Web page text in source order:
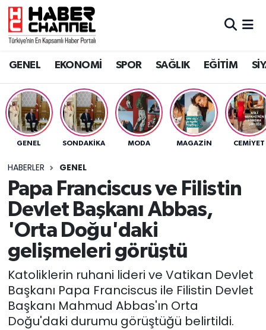
GENEL EKONOMİ SPOR SAĞLIK EĞİTİM
GENEL SONDAKIKA MODA MAGAZİN CEMİYET
HABERLER GENEL
Papa Franciscus ve Filistin
Devlet Başkanı Abbas,
'Orta Doğu'daki
gelişmeleri görüştü
Katoliklerin ruhani lideri ve Vatikan Devlet
Başkanı Papa Franciscus ile Filistin Devlet
Başkanı Mahmud Abbas'ın Orta
Doğu'daki durumu görüştüğü belirtildi.
GENEL
SPOR
SAĞLIK
EĞİTİM
SİYASET
MAGAZİN
Nöbetçi Eczaneler
Trafik Durumu
Süper Lig Puan Durumu ve Fikstür
Tüm Manşetler
Son Dakika Haberleri
Haber Arşivi